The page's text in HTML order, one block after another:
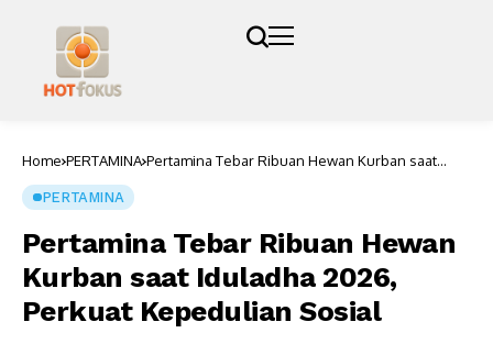
Home PERTAMINA Pertamina Tebar Ribuan Hewan Kurban saat
PERTAMINA
Pertamina Tebar Ribuan Hewan
Kurban saat Iduladha 2026,
Perkuat Kepedulian Sosial